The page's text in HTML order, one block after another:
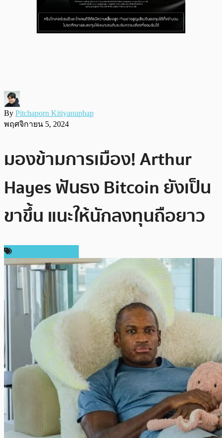
By Pitchaporn Kitiyanuphap
พฤศจิกายน 5, 2024
มองข้ามการเมือง! Arthur
Hayes ฟันธง Bitcoin ยังเป็น
ขาขึ้น แนะให้นักลงทุนถือยาว